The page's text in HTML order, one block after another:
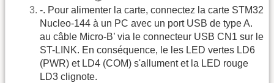
-. Pour alimenter la carte, connectez la carte STM32
Nucleo-144 à un PC avec un port USB de type A.
au câble Micro-B’ via le connecteur USB CN1 sur le
ST-LINK. En conséquence, le les LED vertes LD6
(PWR) et LD4 (COM) s'allument et la LED rouge
LD3 clignote.